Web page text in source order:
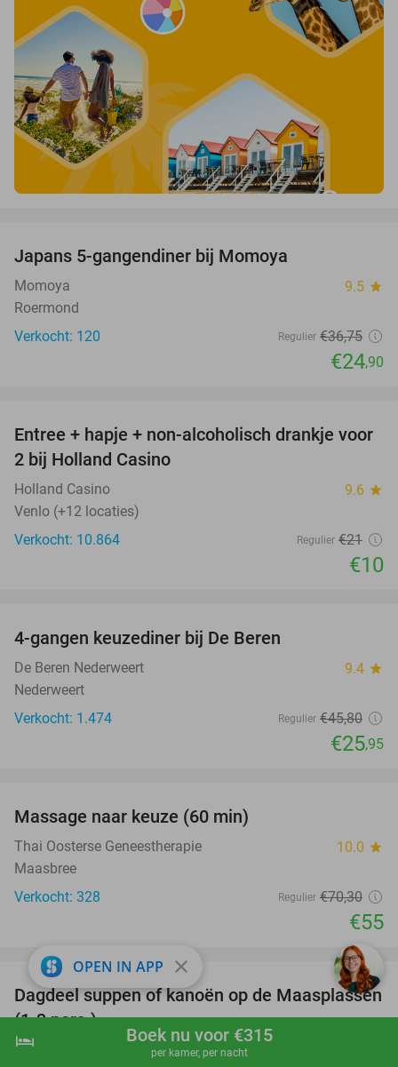
shopping_cart Boek nu
hotel Boek nu voor €315
per kamer, per nacht
Japans 5-gangendiner bij Momoya
Momoya 9.5 star
Roermond
Verkocht: 120
Regulier €36,75
€24,90
52%
Entree + hapje + non-alcoholisch drankje voor
2 bij Holland Casino
Holland Casino 9.6 star
Venlo (+12 locaties)
Verkocht: 10.864
Regulier €21
€10
4-gangen keuzediner bij De Beren
De Beren Nederweert 9.4 star
Nederweert
Verkocht: 1.474
Regulier €45,80
€25,95
Massage naar keuze (60 min)
Thai Oosterse Geneestherapie 10.0 star
Maasbree
Verkocht: 328
Regulier €70,30
€55
43%
favorite_border
Dagdeel suppen of kanoën op de Maasplassen
(1-3 pers.)
BudgetBoats Limburg
OPEN IN APP close